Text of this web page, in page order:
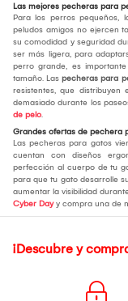
Las mejores pecheras para
Para los perros pequeños,
peludos amigos no ejercen
su comodidad y seguridad
ser más ligera, para
perro grande, es
tamaño. Las pecheras para
resistentes, que
demasiado durante los
de pelo.
Grandes ofertas de pechera
Las pecheras para gatos
cuentan con diseños
perfección al cuerpo de tu
para que tu gato desarrolle
aumentar la visibilidad
Cyber Dayy compra una de
¡Descubre y